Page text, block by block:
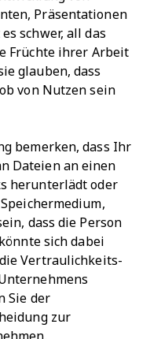
Präsentationen
schwer, all das
Früchte ihrer Arbeit
glauben, dass
von Nutzen sein
bemerken, dass Ihr
Dateien an einen
herunterlädt oder
dass die Person
sich dabei
Vertraulichkeits-
Sie der
zur